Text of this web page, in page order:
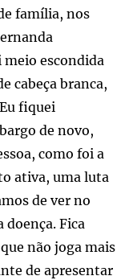
família, nos
meio escondida
cabeça branca,
fiquei
de novo,
como foi a
ativa, uma luta
de ver no
doença. Fica
não joga mais
de apresentar